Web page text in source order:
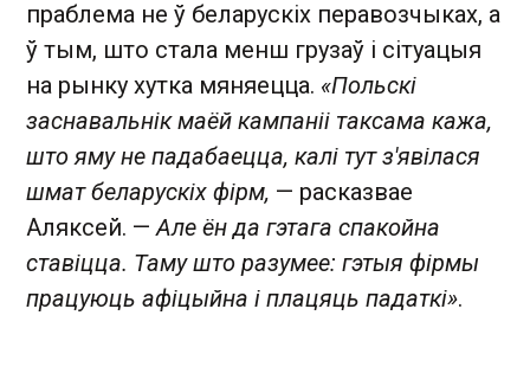
праблема не ў беларускіх перавозчыках, а
ў тым, што стала менш грузаў і сітуацыя
на рынку хутка мяняецца. «Польскі
заснавальнік маёй кампаніі таксама кажа,
што яму не падабаецца, калі тут з'явілася
шмат беларускіх фірм, — расказвае
Аляксей. —Але ён да гэтага спакойна
ставіцца. Таму што разумее: гэтыя фірмы
працуюць афіцыйна і плацяць падаткі».